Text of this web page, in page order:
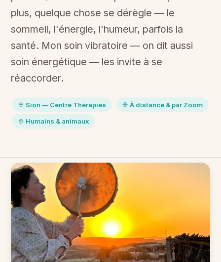
plus, quelque chose se dérègle — le
sommeil, l'énergie, l'humeur, parfois la
santé. Mon soin vibratoire — on dit aussi
soin énergétique — les invite à se
réaccorder.
Sion — Centre Thérapies À distance & par Zoom
Humains & animaux